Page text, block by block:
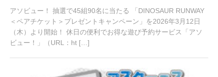
1
3
2
アソビュー！ 抽選で45組90名に当たる 「DINOSAUR RUNWAY
＜ペアチケット＞プレゼントキャンペーン」を2026年3月12日
（木）より開始！ 休日の便利でお得な遊び予約サービス「アソ
ビュー！」（URL：ht […]